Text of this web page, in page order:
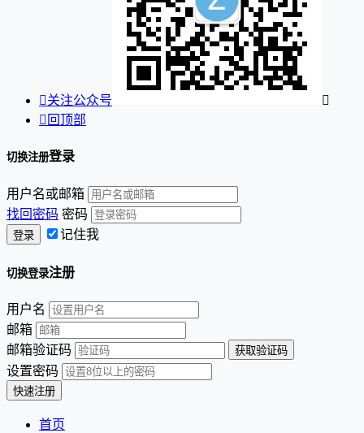
关注公众号

 回顶部
切换注册登录
用户名或邮箱
找回密码 密码
记住我
切换登录注册
用户名
邮箱
邮箱验证码
设置密码
首页